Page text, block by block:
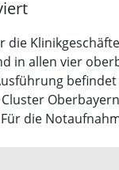
die
in allen vier
die